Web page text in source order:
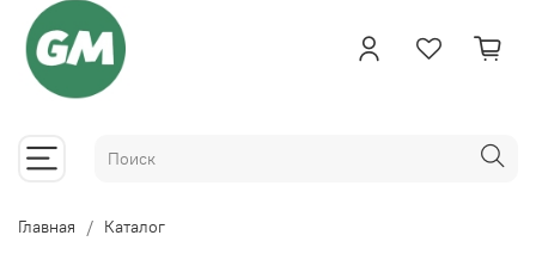
Главная Каталог